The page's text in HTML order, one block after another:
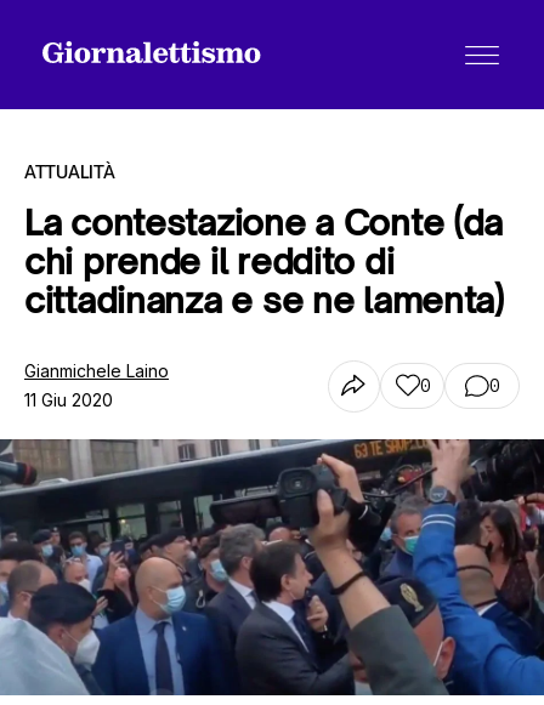
Tutti gli articoli
Chi siamo
Contatti
ATTUALITÀ
La contestazione a Conte (da
chi prende il reddito di
cittadinanza e se ne lamenta)
Gianmichele Laino
11 Giu 2020
0 0